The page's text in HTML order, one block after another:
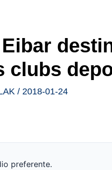
clubs
/ 2018-01-24
preferente.